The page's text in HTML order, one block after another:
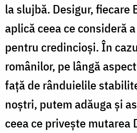
la slujbă. Desigur, fiecare
aplică ceea ce consideră
pentru credincioși. În
românilor, pe lângă
față de rânduielile
noștri, putem adăuga și
ceea ce privește mutarea